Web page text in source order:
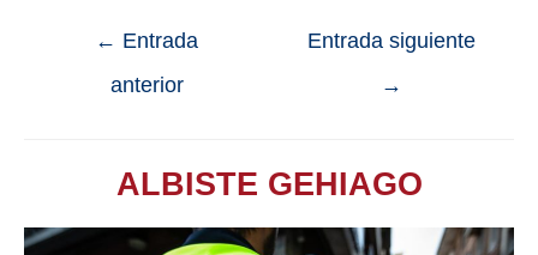
← Entrada
anterior
Entrada siguiente
→
ALBISTE GEHIAGO